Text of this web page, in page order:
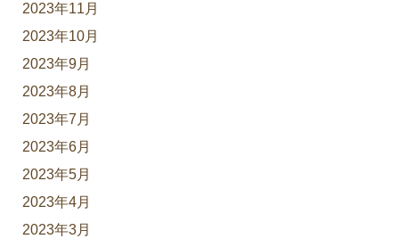
2023年11月
2023年10月
2023年9月
2023年8月
2023年7月
2023年6月
2023年5月
2023年4月
2023年3月